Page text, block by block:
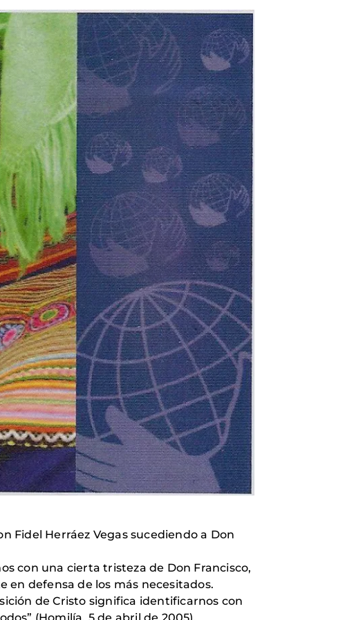
Fidel Herráez Vegas sucediendo a Don
con una cierta tristeza de Don Francisco,
en defensa de los más necesitados.
de Cristo significa identificarnos con